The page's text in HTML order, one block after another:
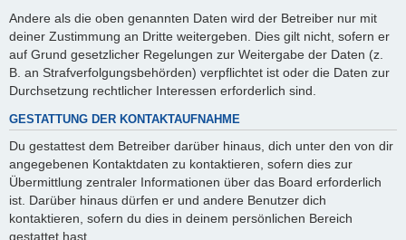
Andere als die oben genannten Daten wird der Betreiber nur mit
deiner Zustimmung an Dritte weitergeben. Dies gilt nicht, sofern er
auf Grund gesetzlicher Regelungen zur Weitergabe der Daten (z.
B. an Strafverfolgungsbehörden) verpflichtet ist oder die Daten zur
Durchsetzung rechtlicher Interessen erforderlich sind.
GESTATTUNG DER KONTAKTAUFNAHME
Du gestattest dem Betreiber darüber hinaus, dich unter den von dir
angegebenen Kontaktdaten zu kontaktieren, sofern dies zur
Übermittlung zentraler Informationen über das Board erforderlich
ist. Darüber hinaus dürfen er und andere Benutzer dich
kontaktieren, sofern du dies in deinem persönlichen Bereich
gestattet hast.